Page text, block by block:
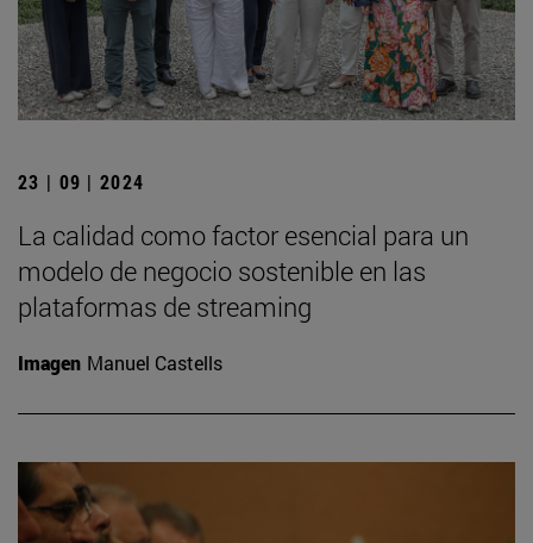
23 | 09 | 2024
La calidad como factor esencial para un
modelo de negocio sostenible en las
plataformas de streaming
Imagen Manuel Castells